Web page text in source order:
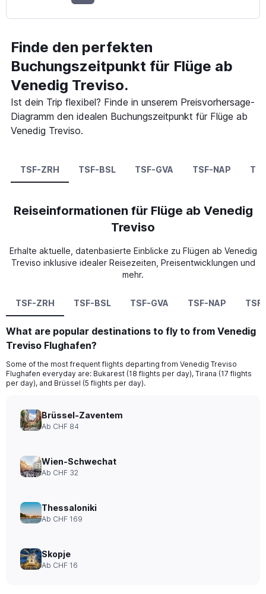
Finde den perfekten
Buchungszeitpunkt für Flüge ab
Venedig Treviso.
Ist dein Trip flexibel? Finde in unserem Preisvorhersage-
Diagramm den idealen Buchungszeitpunkt für Flüge ab
Venedig Treviso.
TSF-ZRH TSF-BSL TSF-GVA TSF-NAP
Reiseinformationen für Flüge ab Venedig
Treviso
Erhalte aktuelle, datenbasierte Einblicke zu Flügen ab Venedig
Treviso inklusive idealer Reisezeiten, Preisentwicklungen und
mehr.
TSF-ZRH TSF-BSL TSF-GVA TSF-NAP
What are popular destinations to fly to from Venedig
Treviso Flughafen?
Some of the most frequent flights departing from Venedig Treviso
Flughafen everyday are: Bukarest (18 flights per day), Tirana (17 flights
per day), and Brüssel (5 flights per day).
Brüssel-Zaventem
Ab CHF 84
Wien-Schwechat
Ab CHF 32
Thessaloniki
Ab CHF 169
Skopje
Ab CHF 16